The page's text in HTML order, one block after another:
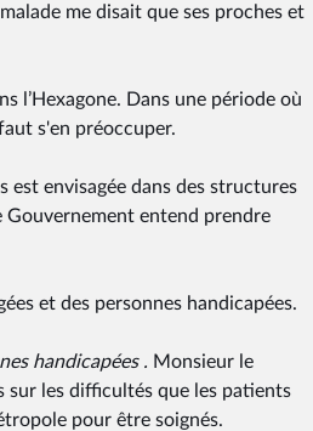
me disait que ses proches et
l’Hexagone. Dans une période où
s'en préoccuper.
est envisagée dans des structures
Gouvernement entend prendre
et des personnes handicapées.
handicapées . Monsieur le
sur les difficultés que les patients
pour être soignés.